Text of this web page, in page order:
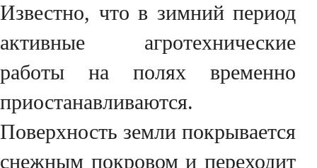
Известно, что в зимний период
активные агротехнические
работы на полях временно
приостанавливаются.
Поверхность земли покрывается
снежным покровом и переходит